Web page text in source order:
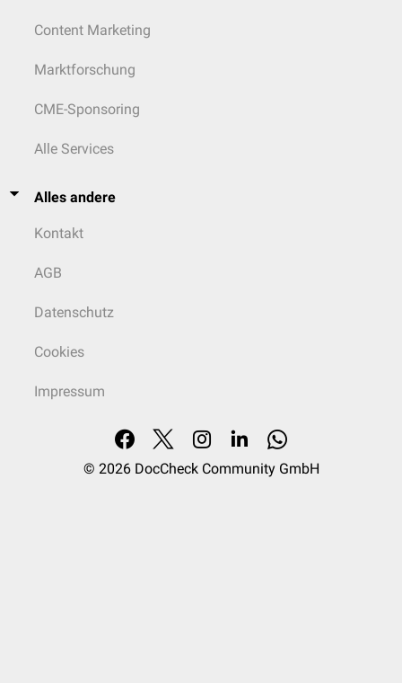
Content Marketing
Marktforschung
CME-Sponsoring
Alle Services
Alles andere
Kontakt
AGB
Datenschutz
Cookies
Impressum
© 2026 DocCheck Community GmbH